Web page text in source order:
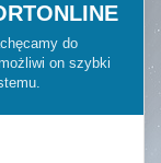
do
on szybki